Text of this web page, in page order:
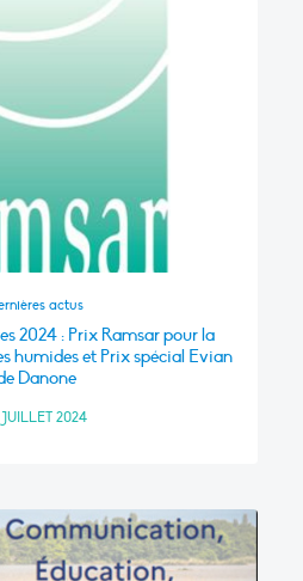
actus
2024 : Prix Ramsar pour la
humides et Prix spécial Evian
Danone
JUILLET 2024